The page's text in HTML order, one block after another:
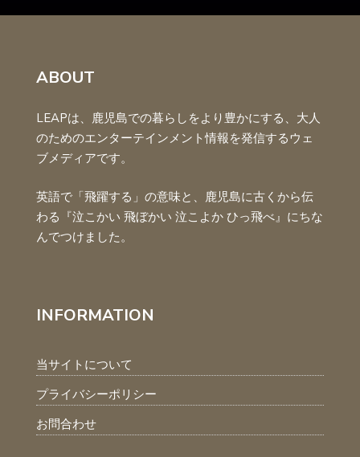
ABOUT
LEAPは、鹿児島での暮らしをより豊かにする、大人
のためのエンターテインメント情報を発信するウェ
ブメディアです。
英語で「飛躍する」の意味と、鹿児島に古くから伝
わる『泣こかい 飛ぼかい 泣こよか ひっ飛べ』にちな
んでつけました。
INFORMATION
当サイトについて
プライバシーポリシー
お問合わせ